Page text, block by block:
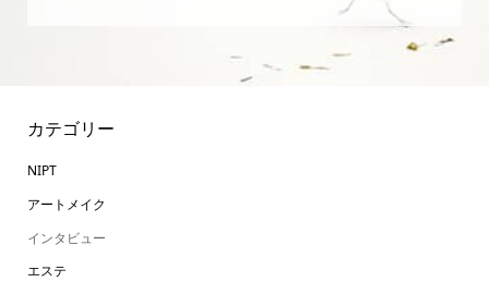
カテゴリー
NIPT
アートメイク
インタビュー
エステ